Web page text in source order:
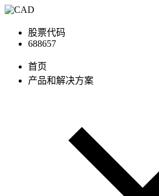
股票代码
688657
首页
产品和解决方案